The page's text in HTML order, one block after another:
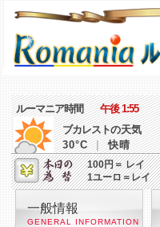
ルーマニア時間午後 1:55
ブカレストの天気
30°C|快晴
100円＝ レイ
1ユーロ＝レイ
一般情報
GENERAL INFORMATION